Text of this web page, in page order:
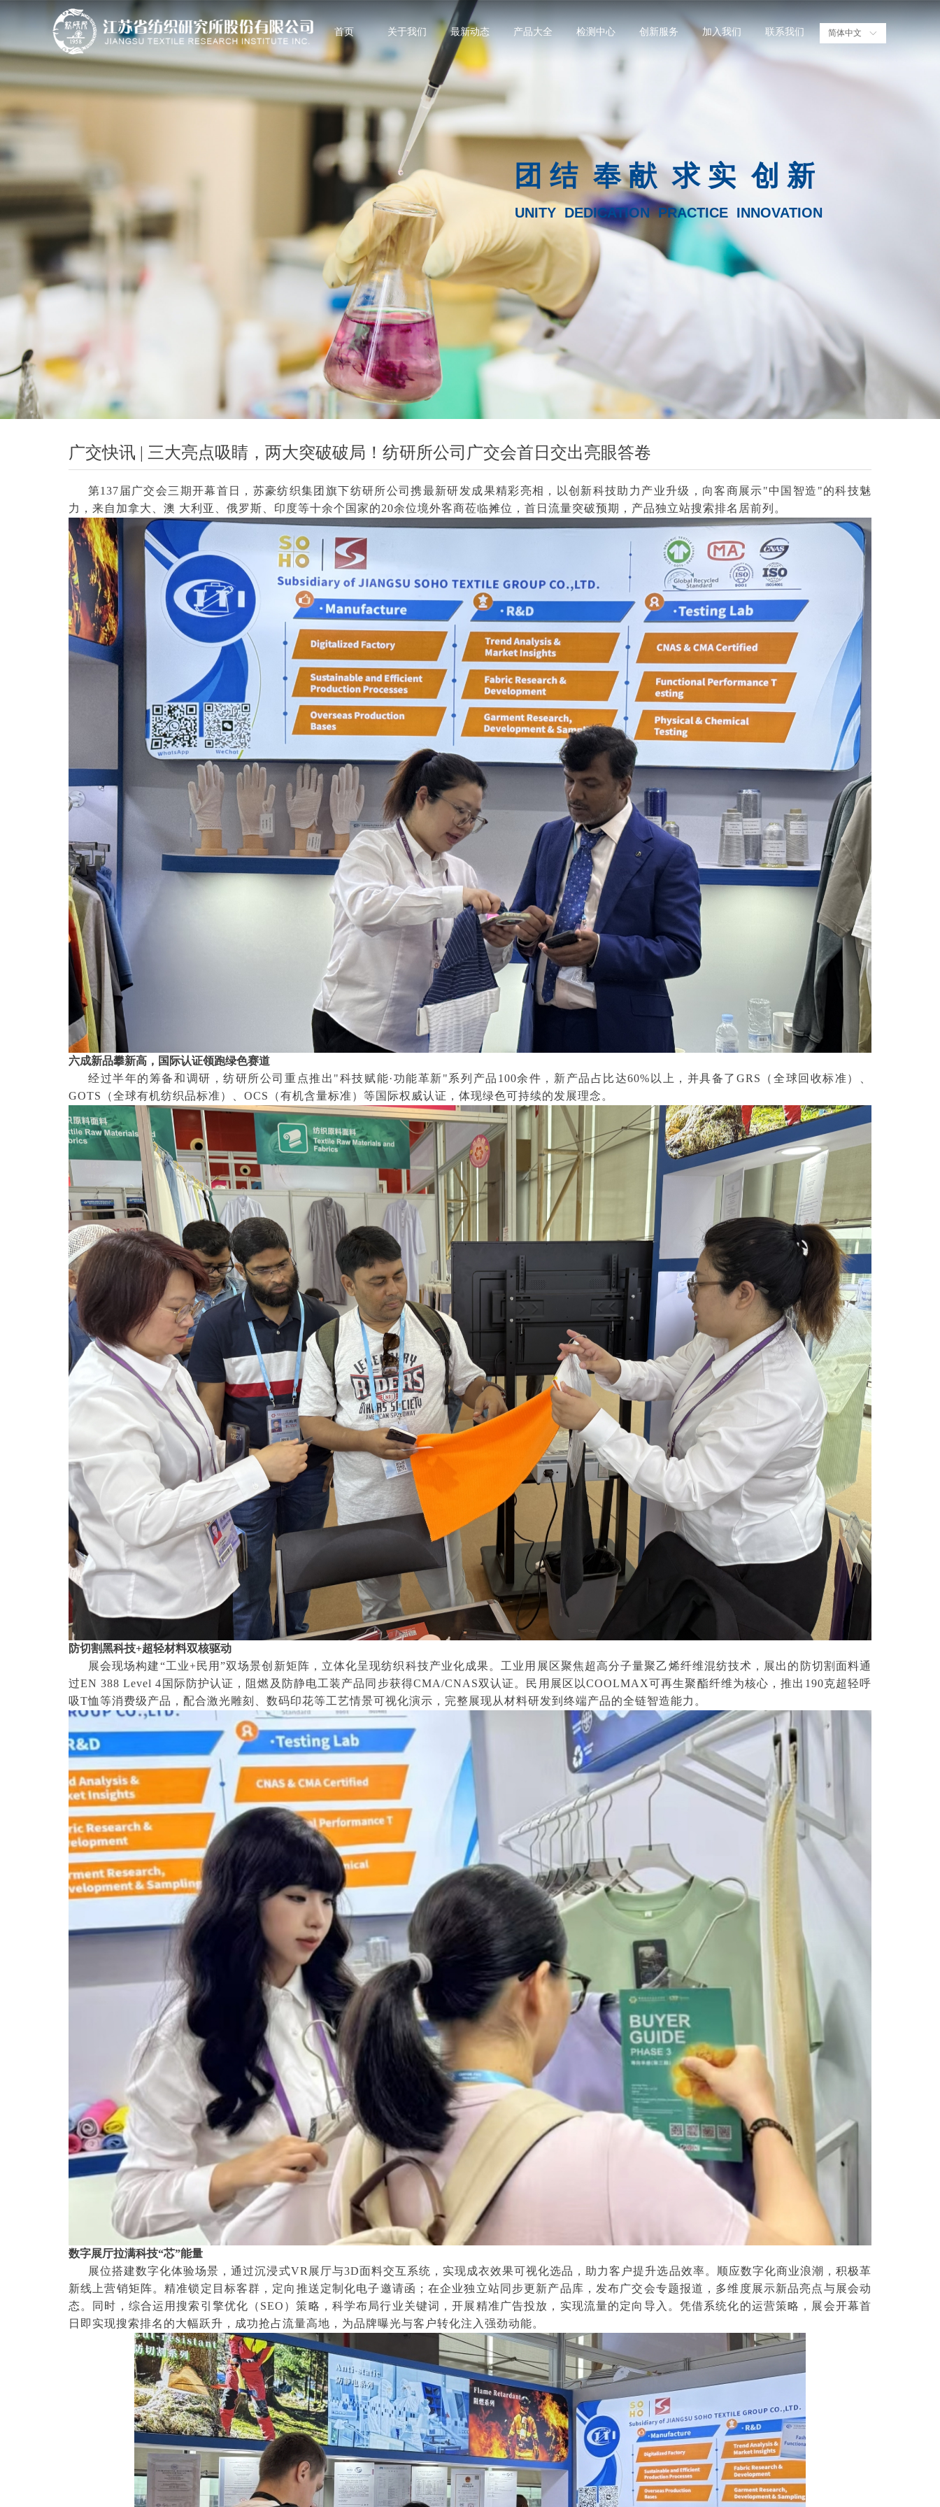
首页 关于我们 最新动态 产品大全 检测中心 创新服务 加入我们 联系我们 ꀅ
简体中文
广交快讯 | 三大亮点吸睛，两大突破破局！纺研所公司广交会首日交出亮眼答卷
第137届广交会三期开幕首日，苏豪纺织集团旗下纺研所公司携最新研发成果精彩亮相，以创新科技助力产业升级，向客商展示"中国智造"的科技魅
力，来自加拿大、澳 大利亚、俄罗斯、印度等十余个国家的20余位境外客商莅临摊位，首日流量突破预期，产品独立站搜索排名居前列。
六成新品攀新高，国际认证领跑绿色赛道
经过半年的筹备和调研，纺研所公司重点推出"科技赋能·功能革新"系列产品100余件，新产品占比达60%以上，并具备了GRS（全球回收标准）、
GOTS（全球有机纺织品标准）、OCS（有机含量标准）等国际权威认证，体现绿色可持续的发展理念。
防切割黑科技+超轻材料双核驱动
展会现场构建“工业+民用”双场景创新矩阵，立体化呈现纺织科技产业化成果。工业用展区聚焦超高分子量聚乙烯纤维混纺技术，展出的防切割面料通
过EN 388 Level 4国际防护认证，阻燃及防静电工装产品同步获得CMA/CNAS双认证。民用展区以COOLMAX可再生聚酯纤维为核心，推出190克超轻呼
吸T恤等消费级产品，配合激光雕刻、数码印花等工艺情景可视化演示，完整展现从材料研发到终端产品的全链智造能力。
数字展厅拉满科技“芯”能量
展位搭建数字化体验场景，通过沉浸式VR展厅与3D面料交互系统，实现成衣效果可视化选品，助力客户提升选品效率。顺应数字化商业浪潮，积极革
新线上营销矩阵。精准锁定目标客群，定向推送定制化电子邀请函；在企业独立站同步更新产品库，发布广交会专题报道，多维度展示新品亮点与展会动
态。同时，综合运用搜索引擎优化（SEO）策略，科学布局行业关键词，开展精准广告投放，实现流量的定向导入。凭借系统化的运营策略，展会开幕首
日即实现搜索排名的大幅跃升，成功抢占流量高地，为品牌曝光与客户转化注入强劲动能。
UNITY DEDICATION PRACTICE INNOVATION
团 结 奉 献 求 实 创 新